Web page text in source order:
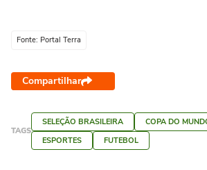
Fonte: Portal Terra
Compartilhar
TAGS
SELEÇÃO BRASILEIRA
COPA DO
ESPORTES
FUTEBOL